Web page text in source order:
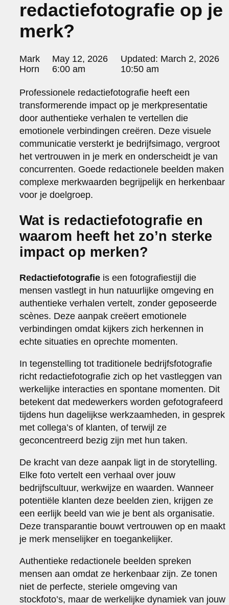
portraits 2
portraits 3
fd gazellen 2014
sanoma view 2014 – annual report
het zuiderlicht
thomas van luyn
parool christmas special
editorial
travel
commercial
fashion
contact
info@markhorn.nl
+31650600601
about
redactiefotografie op je
merk?
Posted
by:
Mark
Horn
May 12, 2026
6:00 am
Updated: March 2, 2026
10:50 am
Professionele redactiefotografie heeft een
transformerende impact op je merkpresentatie
door authentieke verhalen te vertellen die
emotionele verbindingen creëren. Deze visuele
communicatie versterkt je bedrijfsimago, vergroot
het vertrouwen in je merk en onderscheidt je van
concurrenten. Goede redactionele beelden maken
complexe merkwaarden begrijpelijk en herkenbaar
voor je doelgroep.
Wat is redactiefotografie en
waarom heeft het zo’n sterke
impact op merken?
Redactiefotografie is een fotografiestijl die
mensen vastlegt in hun natuurlijke omgeving en
authentieke verhalen vertelt, zonder geposeerde
scènes. Deze aanpak creëert emotionele
verbindingen omdat kijkers zich herkennen in
echte situaties en oprechte momenten.
In tegenstelling tot traditionele bedrijfsfotografie
richt redactiefotografie zich op het vastleggen van
werkelijke interacties en spontane momenten. Dit
betekent dat medewerkers worden gefotografeerd
tijdens hun dagelijkse werkzaamheden, in gesprek
met collega’s of klanten, of terwijl ze
geconcentreerd bezig zijn met hun taken.
De kracht van deze aanpak ligt in de storytelling.
Elke foto vertelt een verhaal over jouw
bedrijfscultuur, werkwijze en waarden. Wanneer
potentiële klanten deze beelden zien, krijgen ze
een eerlijk beeld van wie je bent als organisatie.
Deze transparantie bouwt vertrouwen op en maakt
je merk menselijker en toegankelijker.
Authentieke redactionele beelden spreken
mensen aan omdat ze herkenbaar zijn. Ze tonen
niet de perfecte, steriele omgeving van
stockfoto’s, maar de werkelijke dynamiek van jouw